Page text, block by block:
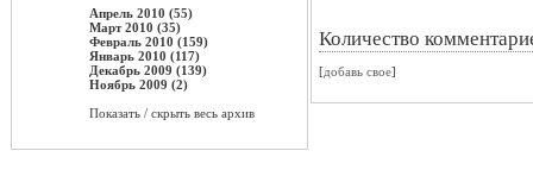
Апрель 2010 (55)
Март 2010 (35)
Февраль 2010 (159)
Январь 2010 (117)
Декабрь 2009 (139)
Ноябрь 2009 (2)
Показать / скрыть весь архив
Количество
[добавь свое]